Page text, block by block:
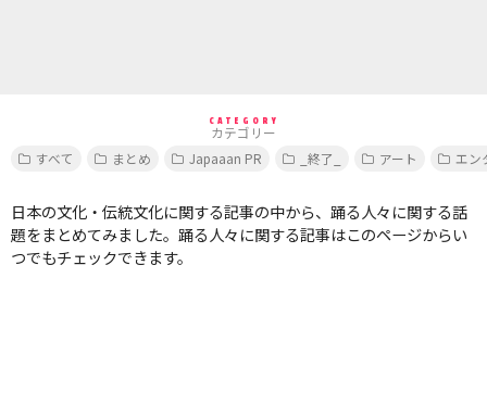
CATEGORY
カテゴリー
すべて
まとめ Japaaan PR _終了_ アート エン
日本の文化・伝統文化に関する記事の中から、踊る人々に関する話
題をまとめてみました。踊る人々に関する記事はこのページからい
つでもチェックできます。